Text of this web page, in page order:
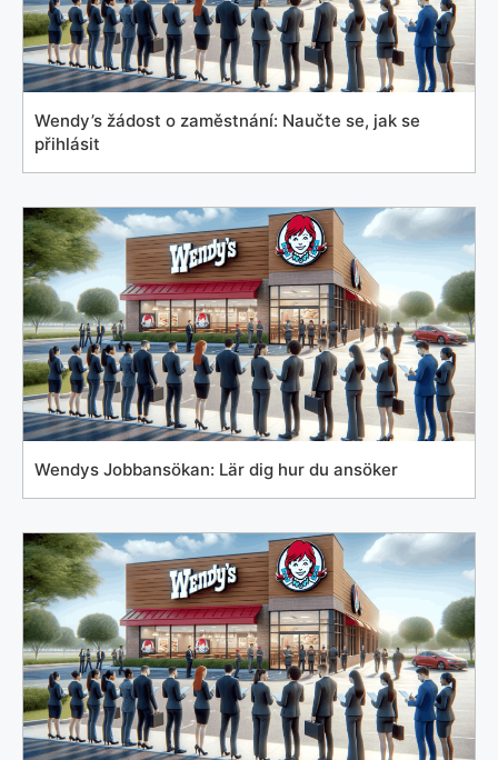
Wendy’s žádost o zaměstnání: Naučte se, jak se
přihlásit
Wendys Jobbansökan: Lär dig hur du ansöker